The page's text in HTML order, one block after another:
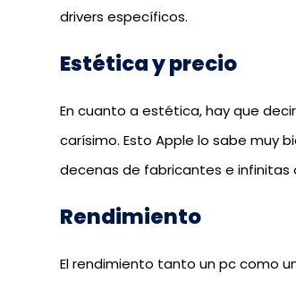
drivers específicos.
Estética y precio
En cuanto a estética, hay que
carísimo. Esto Apple lo sabe muy
decenas de fabricantes e infinitas
Rendimiento
El rendimiento tanto un pc como